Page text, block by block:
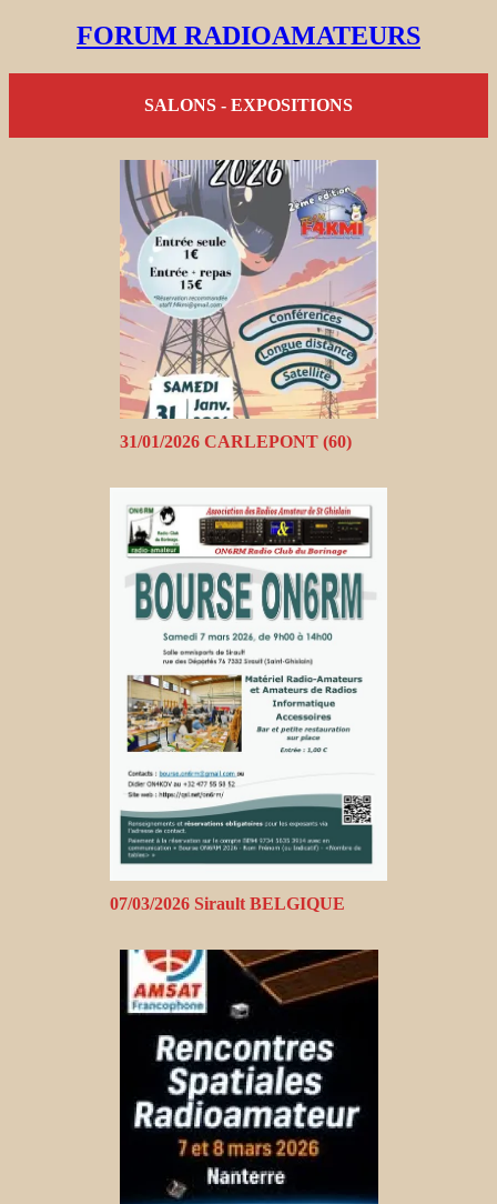
FORUM RADIOAMATEURS
SALONS - EXPOSITIONS
31/01/2026 CARLEPONT (60)
07/03/2026 Sirault BELGIQUE